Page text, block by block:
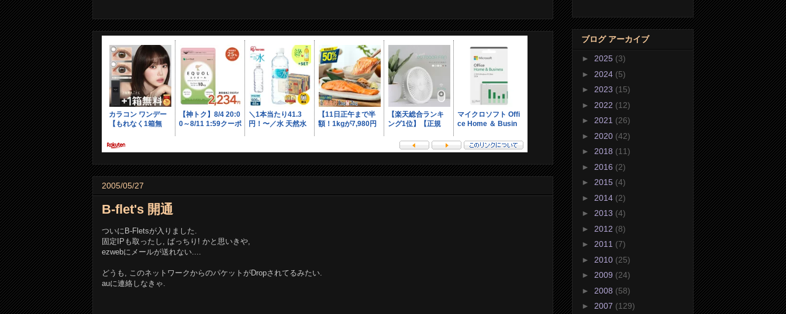
2005/05/27
B-flet's 開通
ついにB-Fletsが入りました.
固定IPも取ったし, ばっちり! かと思いきや,
ezwebにメールが送れない....
どうも, このネットワークからのパケットがDropされてるみたい.
auに連絡しなきゃ.
ブログ アーカイブ
► 2025 (3)
► 2024 (5)
► 2023 (15)
► 2022 (12)
► 2021 (26)
► 2020 (42)
► 2018 (11)
► 2016 (2)
► 2015 (4)
► 2014 (2)
► 2013 (4)
► 2012 (8)
► 2011 (7)
► 2010 (25)
► 2009 (24)
► 2008 (58)
► 2007 (129)